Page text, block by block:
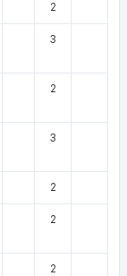
2
3
2
3
2
2
2